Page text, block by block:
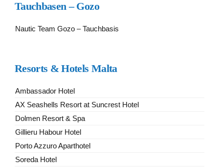
Tauchbasen – Gozo
Nautic Team Gozo – Tauchbasis
Resorts & Hotels Malta
Ambassador Hotel
AX Seashells Resort at Suncrest Hotel
Dolmen Resort & Spa
Gillieru Habour Hotel
Porto Azzuro Aparthotel
Soreda Hotel